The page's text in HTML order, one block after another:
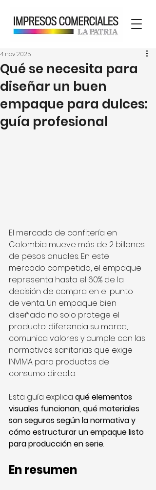
Qué se necesita para
diseñar un buen
empaque para dulces:
guía profesional
4 nov 2025
El mercado de confitería en
Colombia mueve más de 2 billones
de pesos anuales. En este
mercado competido, el empaque
representa hasta el 60% de la
decisión de compra en el punto
de venta. Un empaque bien
diseñado no solo protege el
producto: diferencia su marca,
comunica valores y cumple con las
normativas sanitarias que exige
INVIMA para productos de
consumo directo.
Esta guía explica qué elementos
visuales funcionan, qué materiales
son seguros según la normativa y
cómo estructurar un empaque listo
para producción en serie.
En resumen